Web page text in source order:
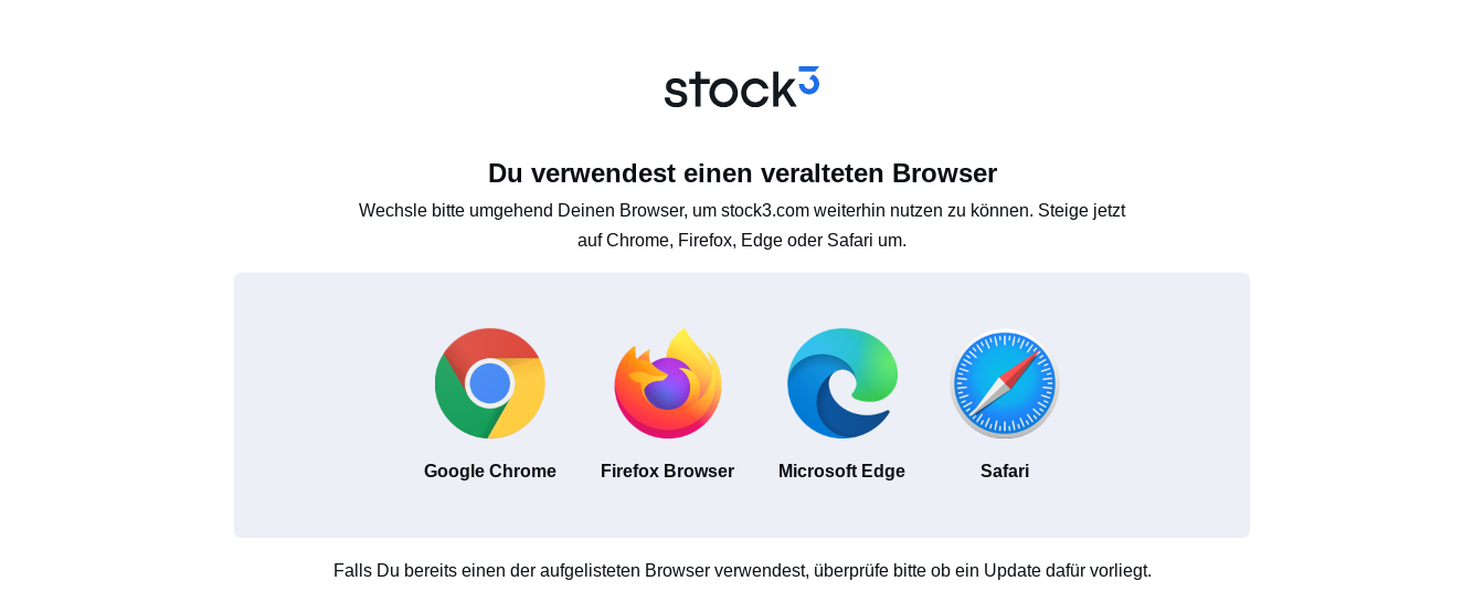
Du verwendest einen veralteten Browser
Wechsle bitte umgehend Deinen Browser, um stock3.com weiterhin nutzen zu können. Steige jetzt
auf Chrome, Firefox, Edge oder Safari um.
Google Chrome Firefox Browser Microsoft Edge Safari
Falls Du bereits einen der aufgelisteten Browser verwendest, überprüfe bitte ob ein Update dafür vorliegt.